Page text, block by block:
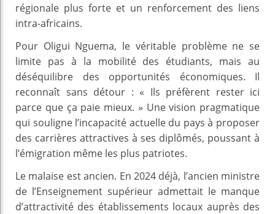
régionale plus forte et un renforcement des liens
intra-africains.
Pour Oligui Nguema, le véritable problème ne se
limite pas à la mobilité des étudiants, mais au
déséquilibre des opportunités économiques. Il
reconnaît sans détour : « Ils préfèrent rester ici
parce que ça paie mieux. » Une vision pragmatique
qui souligne l’incapacité actuelle du pays à proposer
des carrières attractives à ses diplômés, poussant à
l’émigration même les plus patriotes.
Le malaise est ancien. En 2024 déjà, l’ancien ministre
de l’Enseignement supérieur admettait le manque
d’attractivité des établissements locaux auprès des